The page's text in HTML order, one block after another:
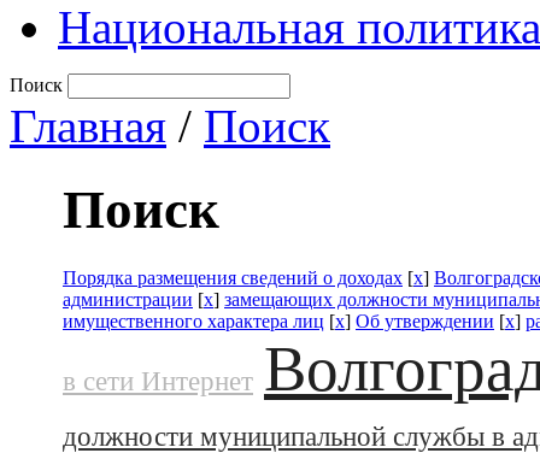
Национальная политика
Поиск
Главная / Поиск
Поиск
Порядка размещения сведений о доходах [x]
администрации [x] замещающих должности
имущественного характера лиц [x] Об утверждении [x]
в сети Интернет
должности муниципальной службы в